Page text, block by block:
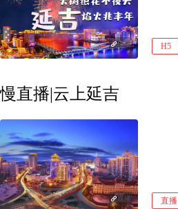
链接 H5
慢直播|云上延吉
直播 直播